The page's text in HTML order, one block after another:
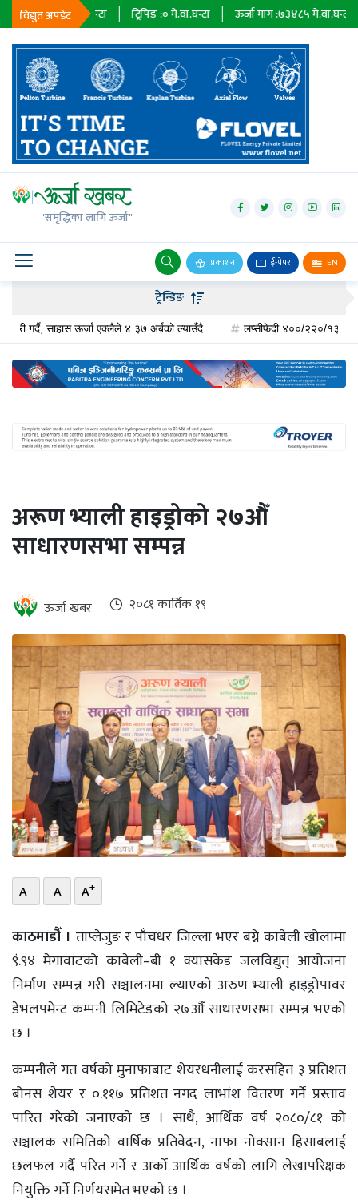
विद्युत अपडेट
मे.वा.घन्टा ट्रिपिङ : मे.वा.घन्टा ऊर्जा माग :७३४८५मे.वा.घन्टा
"समृद्धिका लागि ऊर्जा"
प्रकाशन ई-पेपर EN
जलविद्युत्
सोलार
वायु
बायोग्यास
पेट्रोलियम
अन्तर्राष्ट्रिय
ऊर्जा
दक्षता
खबर
हरित
इभी
सम्पादकीय
बैंक
पर्यटन
भिडियो
छापा
खोज
प्रोफाइल
ऊर्जा
विशेष
ट्रेन्डिङ
साहास ऊर्जा एक्लैले ४.३७ अर्बको ल्याउँदै लप्सीफेदी ४००/२२०/१३२ केभी
अरूण भ्याली हाइड्रोको २७औँ
साधारणसभा सम्पन्न
ऊर्जा खबर २०८१ कार्तिक १९
A - A A+
काठमाडौँ । ताप्लेजुङ र पाँचथर जिल्ला भएर बग्ने काबेली खोलामा
९ं.९४ मेगावाटको काबेली–बी १ क्यासकेड जलविद्युत् आयोजना
निर्माण सम्पन्न गरी सञ्चालनमा ल्याएकाे अरुण भ्याली हाइड्रोपावर
डेभलपमेन्ट कम्पनी लिमिटेडको २७औँ साधारणसभा सम्पन्न भएको
छ ।
कम्पनीले गत वर्षको मुनाफाबाट शेयरधनीलाई करसहित ३ प्रतिशत
बोनस शेयर र ०.११७ प्रतिशत नगद लाभांश वितरण गर्ने प्रस्ताव
पारित गरेको जनाएकाे छ । साथै, आर्थिक वर्ष २०८०/८१ को
सञ्चालक समितिको वार्षिक प्रतिवेदन, नाफा नोक्सान हिसाबलाई
छलफल गर्दै परित गर्ने र अर्को आर्थिक वर्षको लागि लेखापरिक्षक
नियुक्ति गर्ने निर्णयसमेत भएकाे छ ।